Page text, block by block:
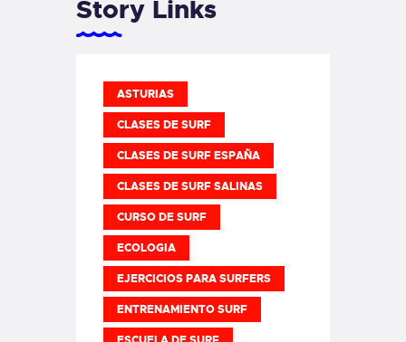
Story Links
ASTURIAS
CLASES DE SURF
CLASES DE SURF ESPAÑA
CLASES DE SURF SALINAS
CURSO DE SURF
ECOLOGIA
EJERCICIOS PARA SURFERS
ENTRENAMIENTO SURF